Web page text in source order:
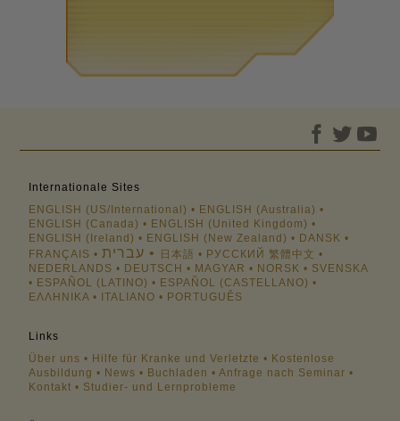
Internationale Sites
ENGLISH (US/International)
ENGLISH (Australia)
ENGLISH (Canada)
ENGLISH (United Kingdom)
ENGLISH (Ireland)
ENGLISH (New Zealand)
DANSK
FRANÇAIS
עברית 日本語 РУССКИЙ 繁體中文
NEDERLANDS
DEUTSCH MAGYAR NORSK
SVENSKA
ESPAÑOL (LATINO)
ESPAÑOL (CASTELLANO)
ΕΛΛΗΝΙΚA
ITALIANO PORTUGUÊS
Links
Über uns
Hilfe für Kranke und Verletzte
Kostenlose
Ausbildung
News Buchladen
Anfrage nach Seminar
Kontakt
Studier- und Lernprobleme